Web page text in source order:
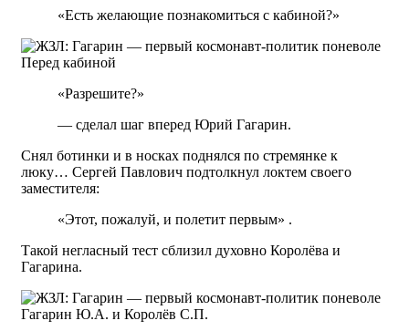
«Есть желающие познакомиться с кабиной?»
Перед кабиной
«Разрешите?»
— сделал шаг вперед Юрий Гагарин.
Снял ботинки и в носках поднялся по стремянке к
люку… Сергей Павлович подтолкнул локтем своего
заместителя:
«Этот, пожалуй, и полетит первым» .
Такой негласный тест сблизил духовно Королёва и
Гагарина.
Гагарин Ю.А. и Королёв С.П.